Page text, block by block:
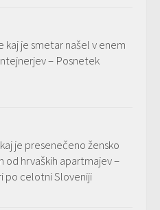
kaj je smetar našel v enem
– Posnetek
je presenečeno žensko
od hrvaških apartmajev –
po celotni Sloveniji